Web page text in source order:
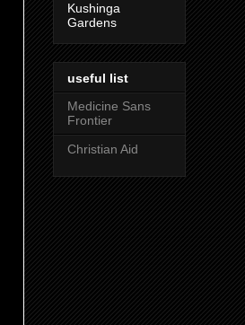
Kushinga
Gardens
useful list
Medicine Sans
Frontier
Christian Aid